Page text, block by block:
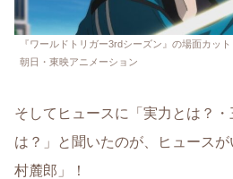
『ワールドトリガー3rdシーズン』の場面カッ
朝日・東映アニメーション
そしてヒュースに「実力とは？
は？」と聞いたのが、ヒュース
村麓郎」！